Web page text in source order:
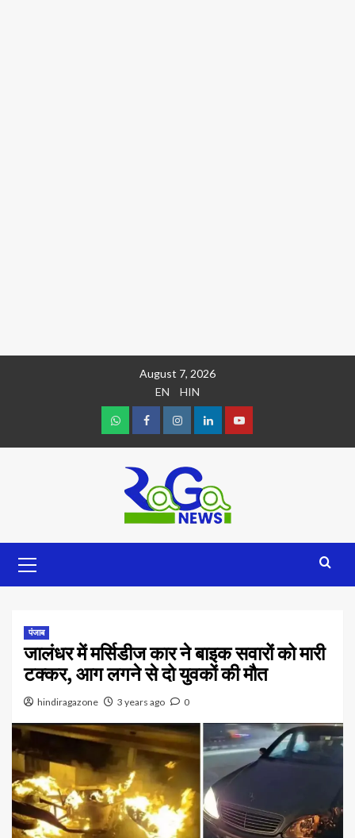
August 7, 2026
EN
HIN
पंजाब
जालंधर में मर्सिडीज कार ने बाइक सवारों को मारी
टक्कर, आग लगने से दो युवकों की मौत
hindiragazone 3 years ago 0